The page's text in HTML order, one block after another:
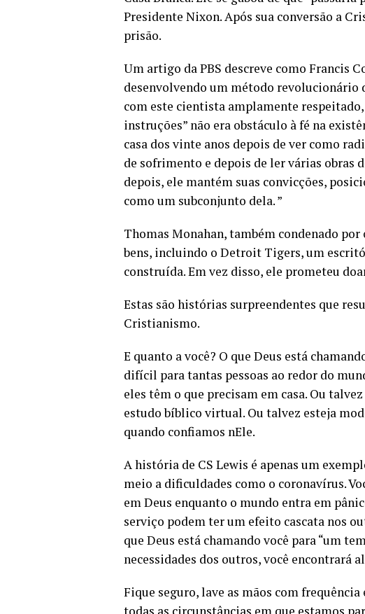
Presidente Nixon. Após sua conversão a
prisão.
Um artigo da PBS descreve como Francis
desenvolvendo um método revolucionário
com este cientista amplamente
instruções” não era obstáculo à fé na
casa dos vinte anos depois de ver como
de sofrimento e depois de ler várias obras
depois, ele mantém suas convicções,
como um subconjunto dela. ”
Thomas Monahan, também condenado
bens, incluindo o Detroit Tigers, um
construída. Em vez disso, ele prometeu
Estas são histórias surpreendentes que
Cristianismo.
E quanto a você? O que Deus está
difícil para tantas pessoas ao redor do
eles têm o que precisam em casa. Ou
estudo bíblico virtual. Ou talvez esteja
quando confiamos nEle.
A história de CS Lewis é apenas um
meio a dificuldades como o coronavírus.
em Deus enquanto o mundo entra em
serviço podem ter um efeito cascata nos
que Deus está chamando você para “um
necessidades dos outros, você encontrará
Fique seguro, lave as mãos com